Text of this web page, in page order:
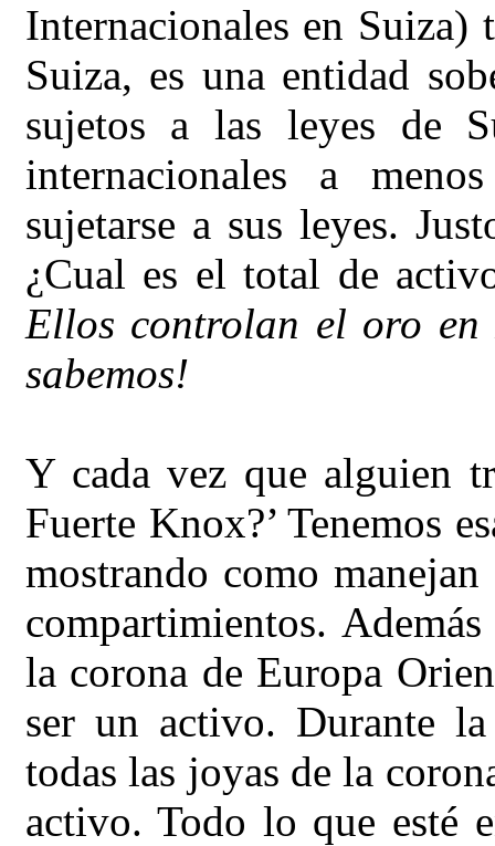
Internacionales en Suiza)
Suiza, es una entidad
sujetos a las leyes de
internacionales a
sujetarse a sus leyes.
¿Cual es el total de
Ellos controlan el oro en
sabemos!
Y cada vez que alguien
Fuerte Knox?’ Tenemos
mostrando como
compartimientos.
la corona de Europa
ser un activo. Durante
todas las joyas de la
activo. Todo lo que esté